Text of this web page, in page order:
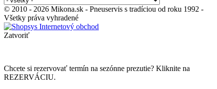
© 2010 - 2026 Mikona.sk - Pneuservis s tradíciou od roku 1992 -
Všetky práva vyhradené
Zatvoriť
Chcete si rezervovať termín na sezónne prezutie? Kliknite na
REZERVÁCIU.